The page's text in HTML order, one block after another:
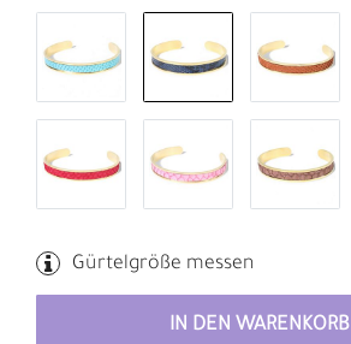
Gürtelgröße messen
IN DEN WARENKORB